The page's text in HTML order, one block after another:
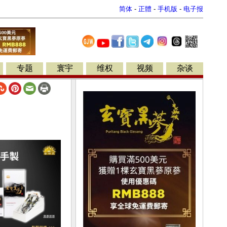
简体 - 正體 - 手机版 - 电子报
专题 寰宇 维权 视频 杂谈